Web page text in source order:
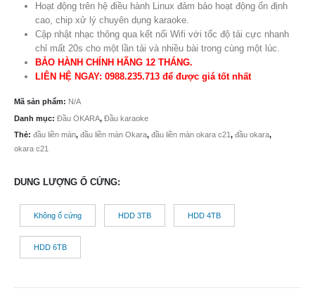
Hoạt động trên hệ điều hành Linux đảm bảo hoạt động ổn định
cao, chip xử lý chuyên dụng karaoke.
Cập nhật nhạc thông qua kết nối Wifi với tốc độ tải cực nhanh
chỉ mất 20s cho một lần tải và nhiều bài trong cùng một lúc.
BẢO HÀNH CHÍNH HÃNG 12 THÁNG.
LIÊN HỆ NGAY: 0988.235.713 để được giá tốt nhất
Mã sản phẩm: N/A
Danh mục: Đầu OKARA, Đầu karaoke
Thẻ: đầu liền màn, đầu liền màn Okara, đầu liền màn okara c21, đầu okara,
okara c21
DUNG LƯỢNG Ổ CỨNG
Không ổ cứng HDD 3TB HDD 4TB
HDD 6TB